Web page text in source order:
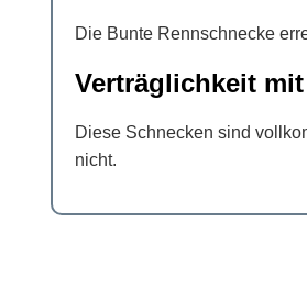
Die Bunte Rennschnecke
Verträglichkeit
Diese Schnecken sind
nicht.